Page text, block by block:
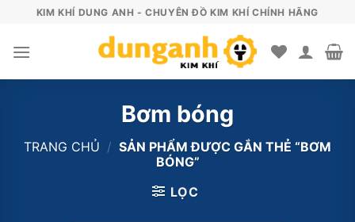
content
KIM KHÍ DUNG ANH - CHUYÊN ĐỒ KIM KHÍ CHÍNH HÃNG
Bơm bóng
TRANG CHỦ / SẢN PHẨM ĐƯỢC GẮN THẺ “BƠM
BÓNG”
LỌC